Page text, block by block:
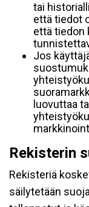
tai
että tiedot
että tiedon
Jos
luovuttaa
Rekisterin
Rekisteriä
säilytetään